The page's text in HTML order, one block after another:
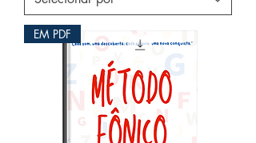
EM PDF